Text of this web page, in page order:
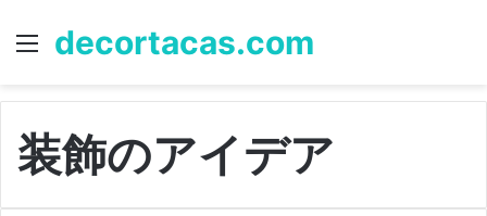
Menu
decortacas.com
装飾のアイデア